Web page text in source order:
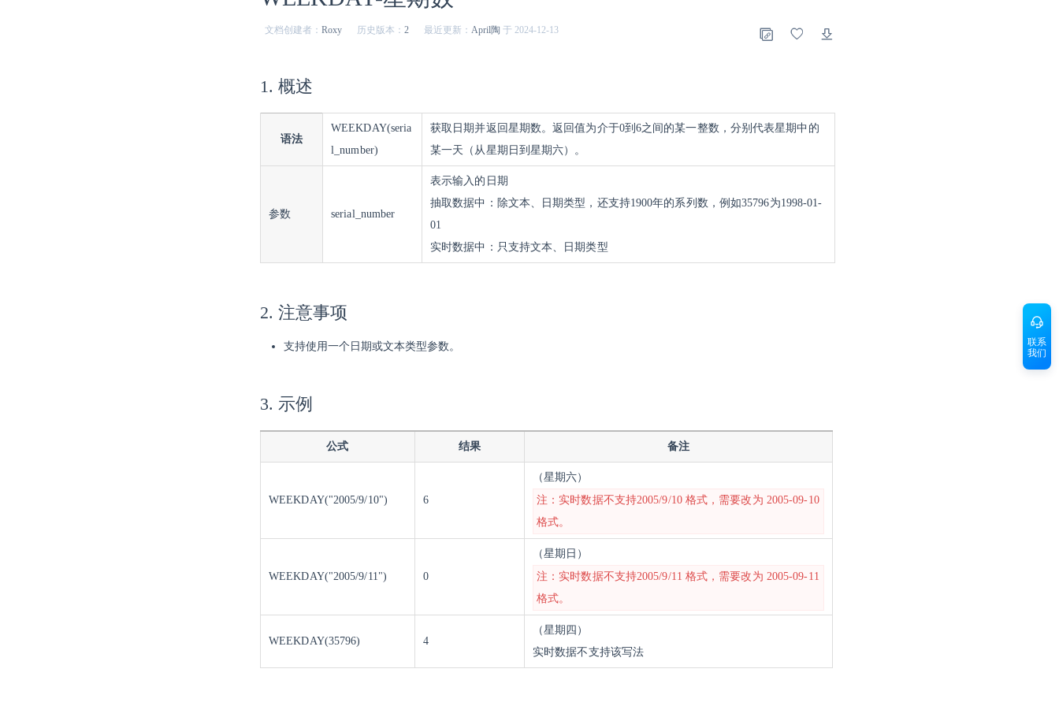
文档创建者： Roxy 历史版本： 2 最近更新： April陶 于 2024-12-13
1. 概述
语法
WEEKDAY(seria
l_number)
获取日期并返回星期数。返回值为介于0到6之间的某一整数，分别代表星期中的
某一天（从星期日到星期六）。
参数 serial_number
表示输入的日期
抽取数据中：除文本、日期类型，还支持1900年的系列数，例如35796为1998-01-
01
实时数据中：只支持文本、日期类型
2. 注意事项
支持使用一个日期或文本类型参数。
3. 示例
公式 结果 备注
WEEKDAY("2005/9/10") 6
（星期六）
注：实时数据不支持2005/9/10 格式，需要改为 2005-09-10
格式。
WEEKDAY("2005/9/11") 0
（星期日）
注：实时数据不支持2005/9/11 格式，需要改为 2005-09-11
格式。
WEEKDAY(35796) 4
（星期四）
实时数据不支持该写法
联系
我们